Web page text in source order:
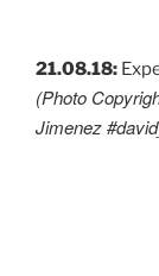
21.08.18:
(Photo
Jimenez